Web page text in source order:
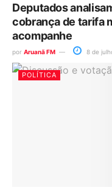
Deputados
cobrança de tarifa
acompanhe
por Aruanã FM 8 de
POLÍTICA